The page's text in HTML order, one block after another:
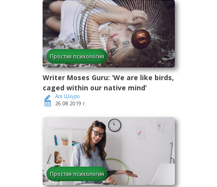
Простая психология
Writer Moses Guru: ‘We are like birds,
caged within our native mind’
Ася Шкуро
26.08.2019 г.
Простая психология